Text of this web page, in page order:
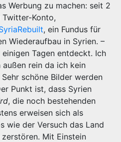
Werbung zu machen: seit 2
Konto,
, ein Fundus für
Wiederaufbau in Syrien. –
Tagen entdeckt. Ich
rein da ich kein
schöne Bilder werden
Punkt ist, dass Syrien
, die noch bestehenden
erweisen sich als
wie der Versuch das Land
Mit Einstein